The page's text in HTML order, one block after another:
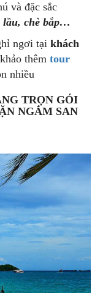
và đặc sắc
lầu, chè bắp…
ngơi tại khách
thêm tour
nhiều
TRỌN GÓI
NGẮM SAN